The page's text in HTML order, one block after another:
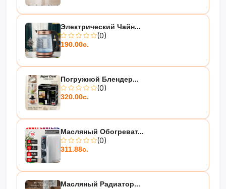
Электрический Чайн...
(0)
190.00с.
Погружной Блендер...
(0)
320.00с.
Масляный Обогреват...
(0)
311.88с.
Масляный Радиатор...